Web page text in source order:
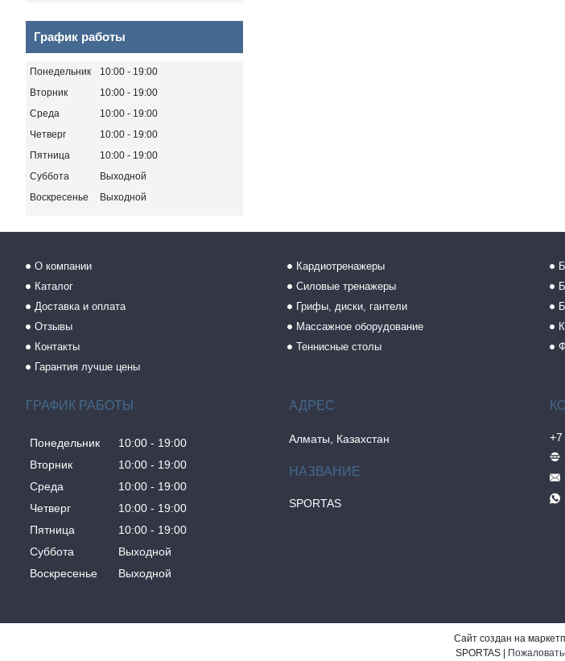
График работы
Понедельник 10:00
19:00
Вторник
10:00
19:00
Среда
10:00
19:00
Четверг
10:00
19:00
Пятница
10:00
19:00
Суббота
Выходной
Воскресенье
Выходной
О компании
Каталог
Доставка и оплата
Отзывы
Контакты
Гарантия лучше цены
Кардиотренажеры
Силовые тренажеры
Грифы, диски, гантели
Массажное оборудование
Теннисные столы
ГРАФИК РАБОТЫ
Понедельник 10:00
19:00
Вторник
10:00
19:00
Среда
10:00
19:00
Четверг
10:00
19:00
Пятница
10:00
19:00
Суббота
Выходной
Воскресенье
Выходной
Алматы, Казахстан
SPORTAS
Сайт создан на